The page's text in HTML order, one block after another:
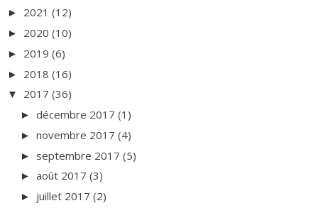
► 2021 (12)
► 2020 (10)
► 2019 (6)
► 2018 (16)
▼ 2017 (36)
► décembre 2017 (1)
► novembre 2017 (4)
► septembre 2017 (5)
► août 2017 (3)
► juillet 2017 (2)